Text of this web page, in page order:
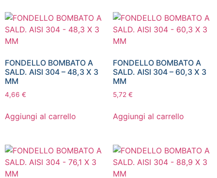
FONDELLO BOMBATO A
SALD. AISI 304 – 48,3 X 3
MM
4,66 €
Aggiungi al carrello
FONDELLO BOMBATO A
SALD. AISI 304 – 60,3 X 3
MM
5,72 €
Aggiungi al carrello